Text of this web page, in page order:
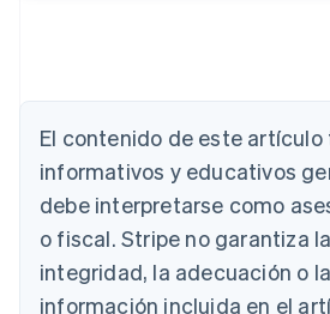
El contenido de este artículo
informativos y educativos
debe interpretarse como
o fiscal. Stripe no garantiza
integridad, la adecuación o
información incluida en el
DeutschEnglish
Australia
Austria
DeutschEnglish
Bélgica
Nederlands